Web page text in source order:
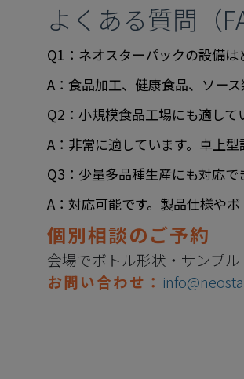
よくある質問（
Q1：ネオスターパックの設備
A：食品加工、健康食品、ソー
Q2：小規模食品工場にも適して
A：非常に適しています。卓上
Q3：少量多品種生産にも対応で
A：対応可能です。製品仕様や
個別相談のご予約
会場でボトル形状・サンプ
お問い合わせ：